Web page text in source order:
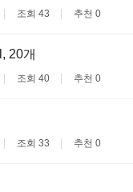
조회 43 추천 0
20개
조회 40 추천 0
조회 33 추천 0